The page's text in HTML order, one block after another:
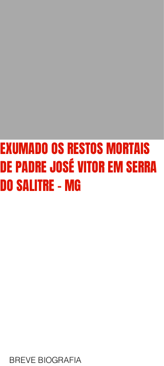
EXUMADO OS RESTOS MORTAIS
DE PADRE JOSÉ VITOR EM SERRA
DO SALITRE – MG
BREVE BIOGRAFIA